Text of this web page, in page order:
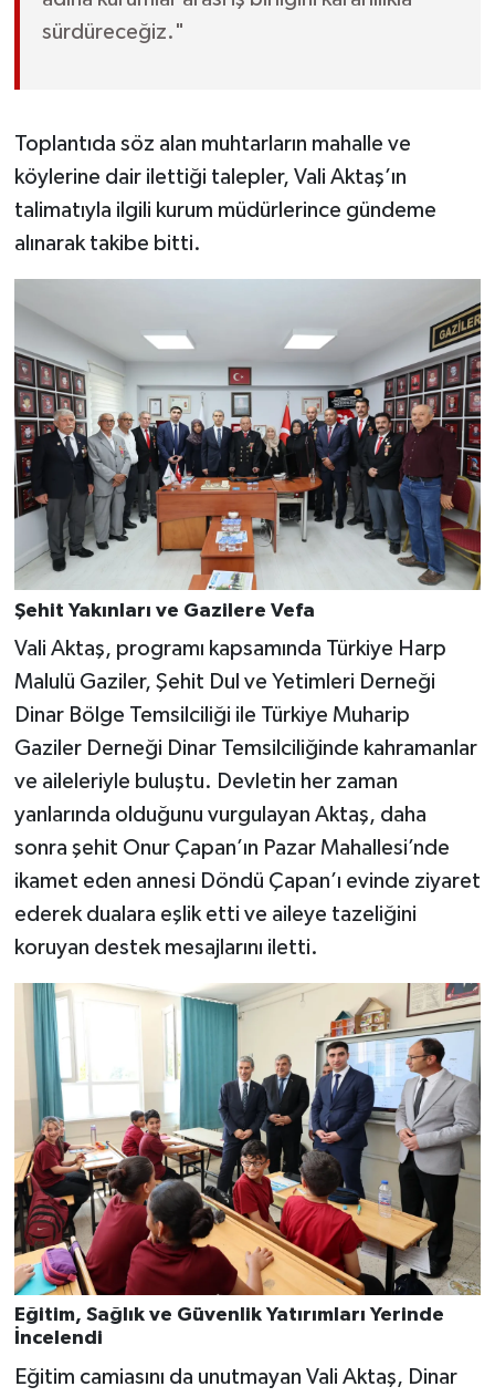
sürdüreceğiz."
Toplantıda söz alan muhtarların mahalle ve
köylerine dair ilettiği talepler, Vali Aktaş’ın
talimatıyla ilgili kurum müdürlerince gündeme
alınarak takibe bitti.
Şehit Yakınları ve Gazilere Vefa
Vali Aktaş, programı kapsamında Türkiye Harp
Malulü Gaziler, Şehit Dul ve Yetimleri Derneği
Dinar Bölge Temsilciliği ile Türkiye Muharip
Gaziler Derneği Dinar Temsilciliğinde kahramanlar
ve aileleriyle buluştu. Devletin her zaman
yanlarında olduğunu vurgulayan Aktaş, daha
sonra şehit Onur Çapan’ın Pazar Mahallesi’nde
ikamet eden annesi Döndü Çapan’ı evinde ziyaret
ederek dualara eşlik etti ve aileye tazeliğini
koruyan destek mesajlarını iletti.
Eğitim, Sağlık ve Güvenlik Yatırımları Yerinde
İncelendi
Eğitim camiasını da unutmayan Vali Aktaş, Dinar